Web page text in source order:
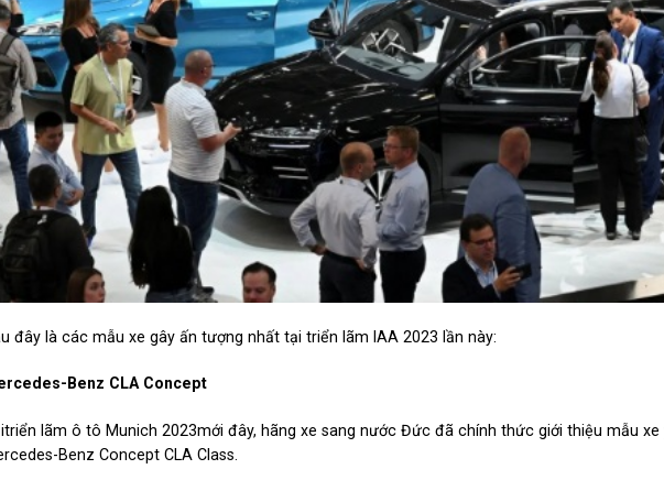
đây là các mẫu xe gây ấn tượng nhất tại triển lãm IAA 2023 lần này:
Benz CLA Concept
lãm ô tô Munich 2023mới đây, hãng xe sang nước Đức đã chính thức giới thiệu mẫu
Benz Concept CLA Class.